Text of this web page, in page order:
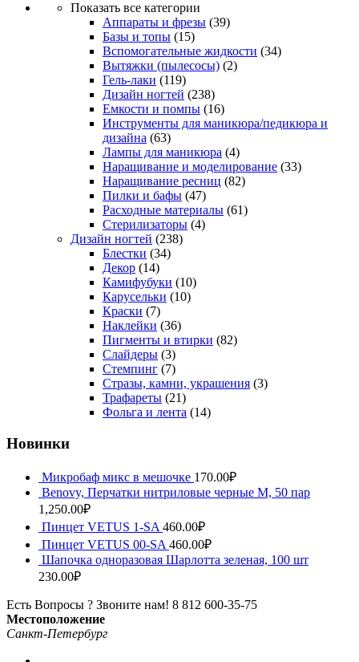
Показать все категории
Аппараты и фрезы (39)
Базы и топы (15)
Вспомогательные жидкости (34)
Вытяжки (пылесосы) (2)
Гель-лаки (119)
Дизайн ногтей (238)
Емкости и помпы (16)
Инструменты для маникюра/педикюра и
дизайна (63)
Лампы для маникюра (4)
Наращивание и моделирование (33)
Наращивание ресниц (82)
Пилки и бафы (47)
Расходные материалы (61)
Стерилизаторы (4)
Дизайн ногтей (238)
Блестки (34)
Декор (14)
Камифубуки (10)
Карусельки (10)
Краски (7)
Наклейки (36)
Пигменты и втирки (82)
Слайдеры (3)
Стемпинг (7)
Стразы, камни, украшения (3)
Трафареты (21)
Фольга и лента (14)
Новинки
Микробаф микс в мешочке 170.00₽
Benovy, Перчатки нитриловые черные M, 50 пар
1,250.00₽
Пинцет VETUS 1-SA 460.00₽
Пинцет VETUS 00-SA 460.00₽
Шапочка одноразовая Шарлотта зеленая, 100 шт
230.00₽
Есть Вопросы ? Звоните нам! 8 812 600-35-75
Местоположение
Санкт-Петербург